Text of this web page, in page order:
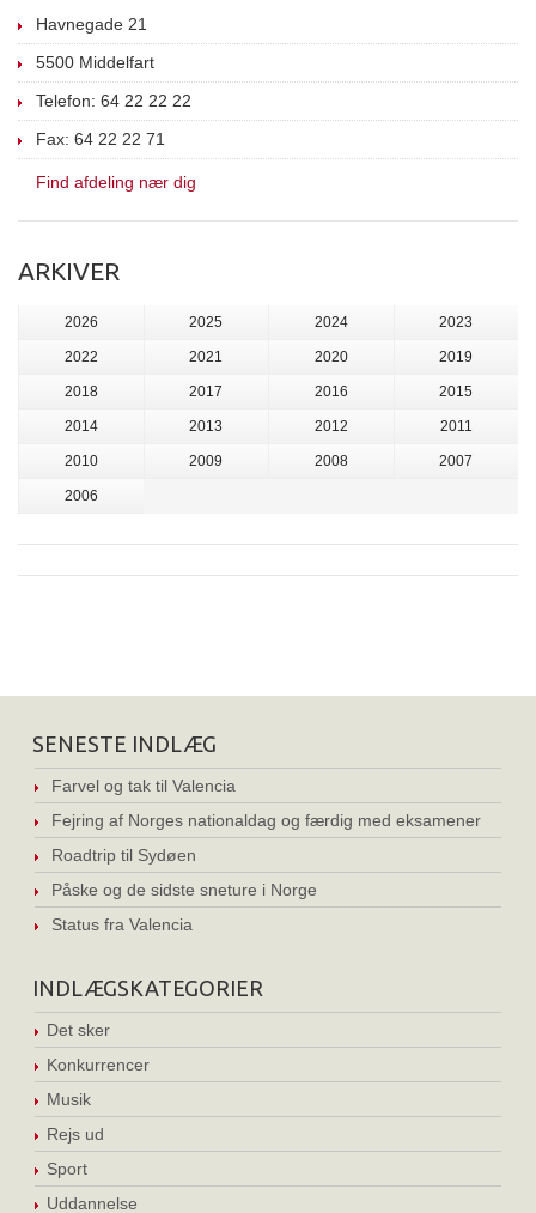
Havnegade 21
5500 Middelfart
Telefon: 64 22 22 22
Fax: 64 22 22 71
Find afdeling nær dig
ARKIVER
2026 2025 2024 2023
2022 2021 2020 2019
2018 2017 2016 2015
2014 2013 2012 2011
2010 2009 2008 2007
2006
SENESTE INDLÆG
Farvel og tak til Valencia
Fejring af Norges nationaldag og færdig med eksamener
Roadtrip til Sydøen
Påske og de sidste sneture i Norge
Status fra Valencia
INDLÆGSKATEGORIER
Det sker
Konkurrencer
Musik
Rejs ud
Sport
Uddannelse